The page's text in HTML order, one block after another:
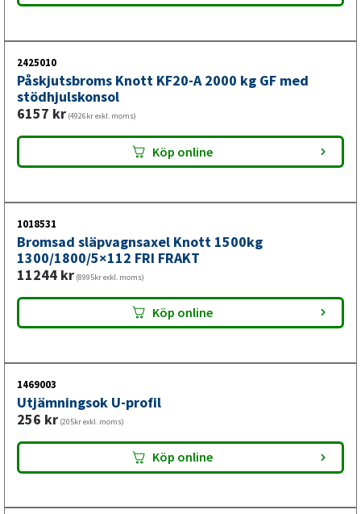
Istället för att köpa varje komponent för sig och riskera
att något inte passar, får du här en fullständig uppsättning
där allt är garanterat kompatibelt. Summan av delarna
köpta separat överstiger ofta paketpriset – och med denna
paketlösning sparar du både pengar och tid på
monteringen.
2425010
Påskjutsbroms Knott KF20-A 2000 kg GF med
stödhjulskonsol
6157 kr (4926kr exkl. moms)
Köp online
1018531
Bromsad släpvagnsaxel Knott 1500kg
1300/1800/5×112 FRI FRAKT
11244 kr (8995kr exkl. moms)
Köp online
1469003
Utjämningsok U-profil
256 kr (205kr exkl. moms)
Köp online